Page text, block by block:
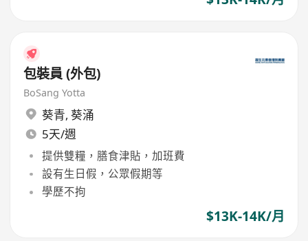
包裝員 (外包)
BoSang Yotta
葵青, 葵涌
5天/週
提供雙糧，膳食津貼，加班費
設有生日假，公眾假期等
學歷不拘
$13K-14K/月